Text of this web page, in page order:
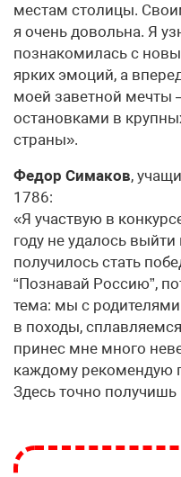
местам столицы.
я очень довольна. Я
познакомилась с
ярких эмоций, а
моей заветной мечты
остановками в
страны».
Федор Симаков,
1786:
«Я участвую в
году не удалось
получилось стать
“Познавай Россию”,
тема: мы с
в походы,
принес мне много
каждому рекомендую
Здесь точно